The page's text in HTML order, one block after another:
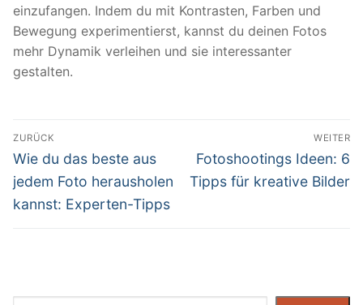
einzufangen. Indem du mit Kontrasten, Farben und
Bewegung experimentierst, kannst du deinen Fotos
mehr Dynamik verleihen und sie interessanter
gestalten.
Beitragsnavigation
ZURÜCK
Vorheriger
Beitrag:
Wie du das beste aus
jedem Foto herausholen
kannst: Experten-Tipps
WEITER
Nächster
Beitrag:
Fotoshootings Ideen: 6
Tipps für kreative Bilder